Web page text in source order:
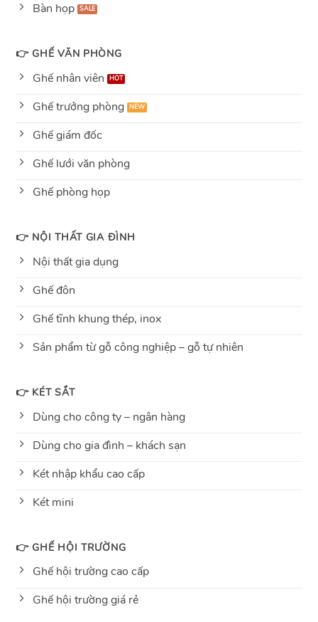
Bàn họp
👉 GHẾ VĂN PHÒNG
Ghế nhân viên
Ghế trưởng phòng
Ghế giám đốc
Ghế lưới văn phòng
Ghế phòng họp
👉 NỘI THẤT GIA ĐÌNH
Nội thất gia dụng
Ghế đôn
Ghế tĩnh khung thép, inox
Sản phẩm từ gỗ công nghiệp – gỗ tự nhiên
👉 KÉT SẮT
Dùng cho công ty – ngân hàng
Dùng cho gia đình – khách sạn
Két nhập khẩu cao cấp
Két mini
👉 GHẾ HỘI TRƯỜNG
Ghế hội trường cao cấp
Ghế hội trường giá rẻ